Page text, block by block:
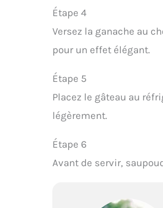
Étape 4
Versez la ganache au
pour un effet élégant.
Étape 5
Placez le gâteau au
légèrement.
Étape 6
Avant de servir,